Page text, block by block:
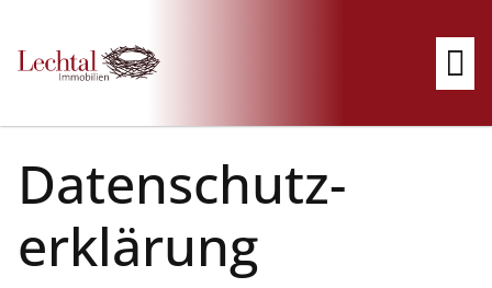
Datenschutz­
erklärung